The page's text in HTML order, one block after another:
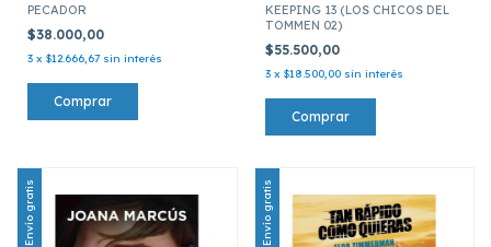
PECADOR
$38.000,00
3 x $12.666,67 sin interés
KEEPING 13 (LOS CHICOS DEL
TOMMEN 02)
$55.500,00
3 x $18.500,00 sin interés
Envío gratis Envío gratis